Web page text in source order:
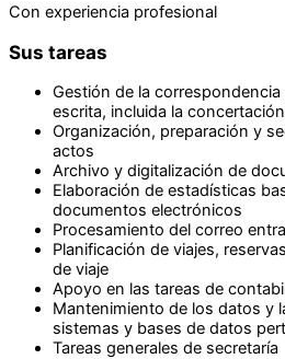
Con experiencia profesional
Sus tareas
Gestión de la
escrita, incluida la
Organización, preparación y
actos
Archivo y digitalización de
Elaboración de estadísticas
documentos electrónicos
Procesamiento del correo
Planificación de viajes,
de viaje
Apoyo en las tareas de
Mantenimiento de los datos y
sistemas y bases de datos
Tareas generales de secretaría